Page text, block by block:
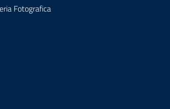
Fotografica